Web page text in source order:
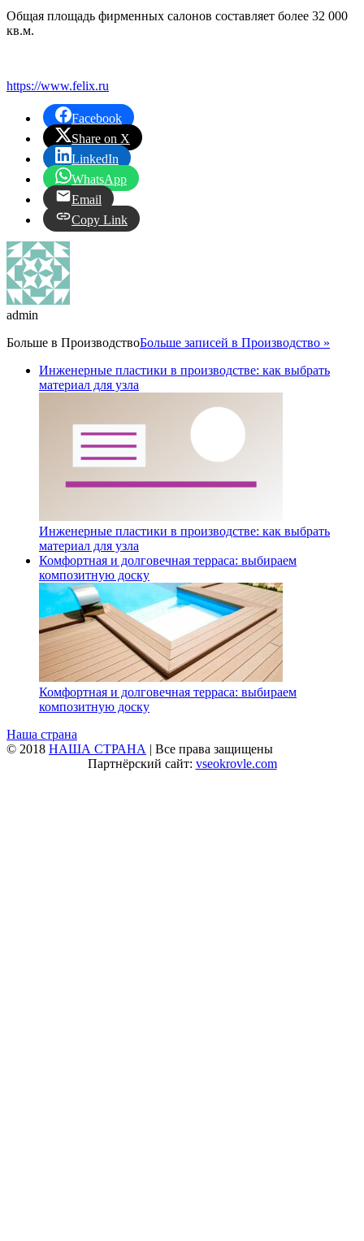
Общая площадь фирменных салонов составляет более 32 000
кв.м.
https://www.felix.ru
Facebook
Share on X
LinkedIn
WhatsApp
Email
Copy Link
admin
Больше в ПроизводствоБольше записей в Производство »
Инженерные пластики в производстве: как выбрать
материал для узла
Инженерные пластики в производстве: как выбрать
материал для узла
Комфортная и долговечная терраса: выбираем
композитную доску
Комфортная и долговечная терраса: выбираем
композитную доску
Наша страна
© 2018 НАША СТРАНА | Все права защищены
Партнёрский сайт: vseokrovle.com